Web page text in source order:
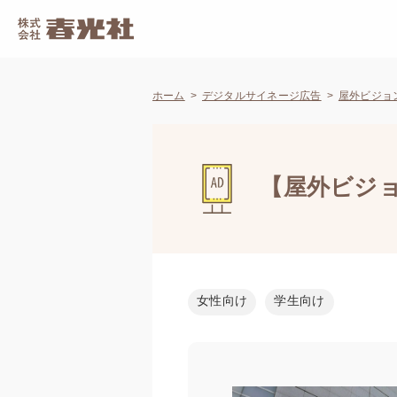
ホーム デジタルサイネージ広告 屋外ビジョ
【屋外ビジ
女性向け 学生向け